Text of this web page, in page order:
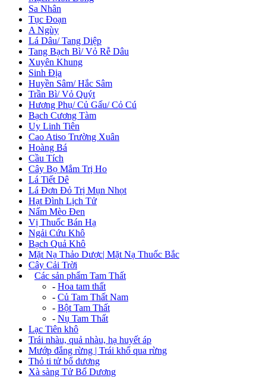
Sa Nhân
Tục Đoạn
A Ngùy
Lá Dâu/ Tang Diệp
Tang Bạch Bì/ Vỏ Rễ Dâu
Xuyên Khung
Sinh Địa
Huyền Sâm/ Hắc Sâm
Trần Bì/ Vỏ Quýt
Hương Phụ/ Củ Gấu/ Cỏ Cú
Bạch Cương Tàm
Uy Linh Tiên
Cao Atiso Trường Xuân
Hoàng Bá
Cầu Tích
Cây Bọ Mắm Trị Ho
Lá Tiết Dê
Lá Đơn Đỏ Trị Mụn Nhọt
Hạt Đình Lịch Tử
Nấm Mèo Đen
Vị Thuốc Bán Hạ
Ngải Cứu Khô
Bạch Quả Khô
Mặt Nạ Thảo Dược| Mặt Nạ Thuốc Bắc
Cây Cải Trời
Các sản phẩm Tam Thất
- Hoa tam thất
- Củ Tam Thất Nam
- Bột Tam Thất
- Nụ Tam Thất
Lạc Tiên khô
Trái nhàu, quả nhàu, hạ huyết áp
Mướp đắng rừng | Trái khổ qua rừng
Thỏ ti tử bổ dương
Xà sàng Tử Bổ Dương